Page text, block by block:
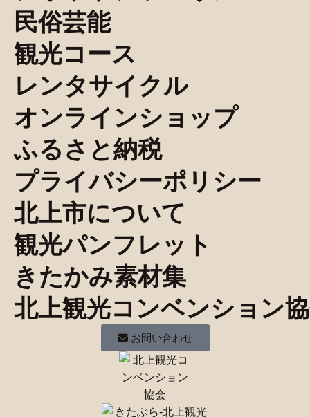
民俗芸能
観光コース
レンタサイクル
オンラインショップ
ふるさと納税
プライバシーポリシー
北上市について
観光パンフレット
きたかみ素材集
北上観光コンベンション
お問い合わせ